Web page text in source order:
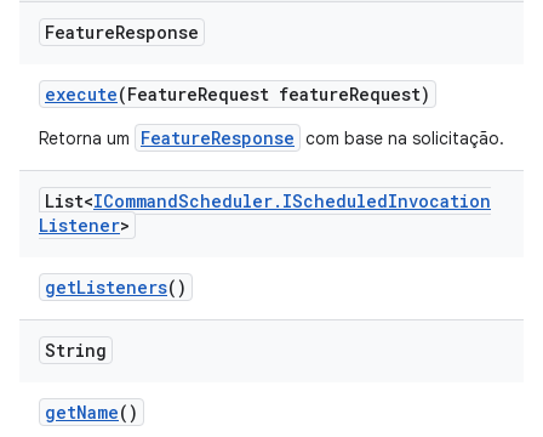
FeatureResponse
execute(FeatureRequest featureRequest)
Retorna um FeatureResponse com base na solicitação.
List<ICommandScheduler. IScheduledInvocation
Listener>
getListeners()
String
getName()